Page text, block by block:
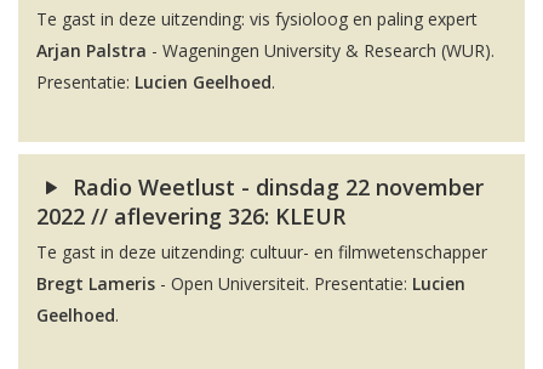
Te gast in deze uitzending: vis fysioloog en paling expert
Arjan Palstra - Wageningen University & Research (WUR).
Presentatie: Lucien Geelhoed.
Radio Weetlust - dinsdag 22 november
2022 // aflevering 326: KLEUR
Te gast in deze uitzending: cultuur- en filmwetenschapper
Bregt Lameris - Open Universiteit. Presentatie: Lucien
Geelhoed.